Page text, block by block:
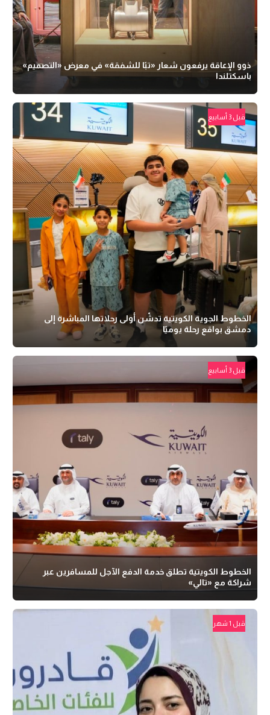
ذوو الإعاقة يرفعون شعار «تبًا للشفقة» في معرض «التصميم»
باسكتلندا
قبل 3 أسابيع
الخطوط الجوية الكويتية تدشّن أولى رحلاتها المباشرة إلى
دمشق بواقع رحلة يوميًا
قبل 3 أسابيع
الخطوط الكويتية تطلق خدمة الدفع الآجل للمسافرين عبر
شراكة مع «تالي»
قبل 1 شهر